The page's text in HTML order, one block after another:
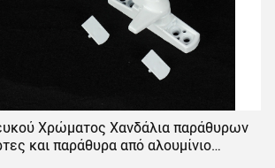
Χρώματος Χανδάλια παράθυρων
και παράθυρα από αλουμίνιο